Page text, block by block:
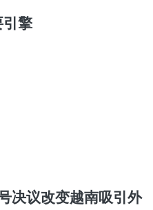
擎
决议改变越南吸引外